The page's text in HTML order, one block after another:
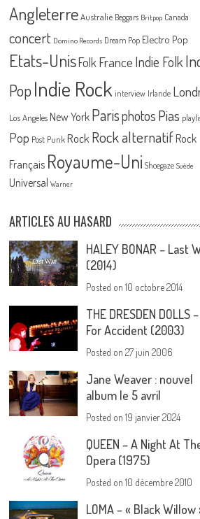
Angleterre Australie Beggars Britpop Canada
concert Domino Records Dream Pop Electro Pop
Etats-UnisFolk France Indie Folk
PopIndie Rock interview Irlande
Los Angeles New York Parisphotos Pias
Pop Post Punk Rock Rock alternatif Rock
Français Royaume-Uni Shoegaze Suède
Universal Warner
ARTICLES AU HASARD
HALEY BONAR – Last
(2014)
Posted on10 octobre 2014
THE DRESDEN DOLLS
For Accident (2003)
Posted on27 juin 2006
Jane Weaver : nouvel
album le 5 avril
Posted on19 janvier 2024
QUEEN – A Night At
Opera (1975)
Posted on10 décembre 2010
LOMA – « Black Willow